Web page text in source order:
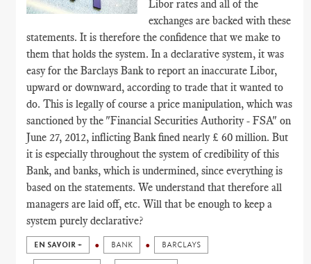
Libor rates and all of the
exchanges are backed with these
statements. It is therefore the confidence that we make to
them that holds the system. In a declarative system, it was
easy for the Barclays Bank to report an inaccurate Libor,
upward or downward, according to trade that it wanted to
do. This is legally of course a price manipulation, which was
sanctioned by the "Financial Securities Authority - FSA" on
June 27, 2012, inflicting Bank fined nearly £ 60 million. But
it is especially throughout the system of credibility of this
Bank, and banks, which is undermined, since everything is
based on the statements. We understand that therefore all
managers are laid off, etc. Will that be enough to keep a
system purely declarative?
EN SAVOIR + BANK BARCLAYS